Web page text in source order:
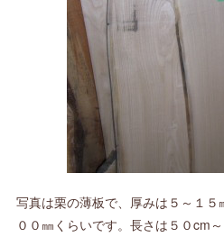
写真は栗の薄板で、厚みは５～１
００㎜くらいです。長さは５０cm